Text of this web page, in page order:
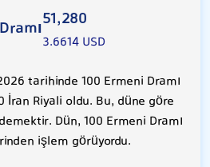
51,280
3.6614 USD
tarihinde 100 Ermeni Dramı
İran Riyali oldu. Bu, düne göre
Dün, 100 Ermeni Dramı
işlem görüyordu.